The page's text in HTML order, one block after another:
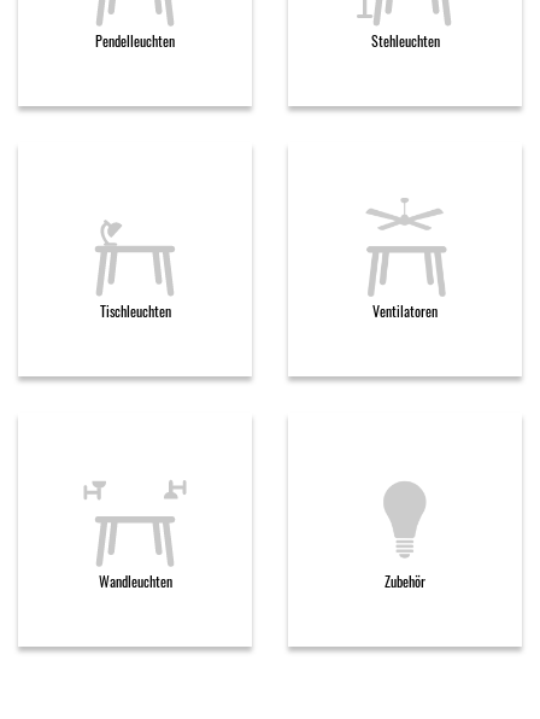
Pendelleuchten Stehleuchten
Tischleuchten Ventilatoren
Wandleuchten Zubehör